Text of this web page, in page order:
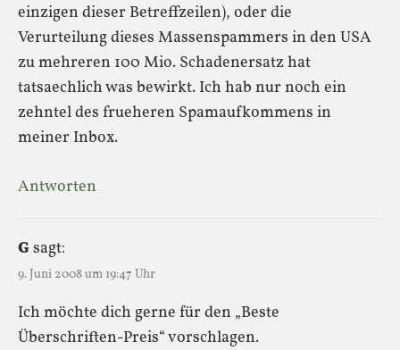
einzigen dieser Betreffzeilen), oder die
Verurteilung dieses Massenspammers in den USA
zu mehreren 100 Mio. Schadenersatz hat
tatsaechlich was bewirkt. Ich hab nur noch ein
zehntel des frueheren Spamaufkommens in
meiner Inbox.
Antworten
G sagt:
9. Juni 2008 um 19:47 Uhr
Ich möchte dich gerne für den „Beste
Überschriften-Preis“ vorschlagen.